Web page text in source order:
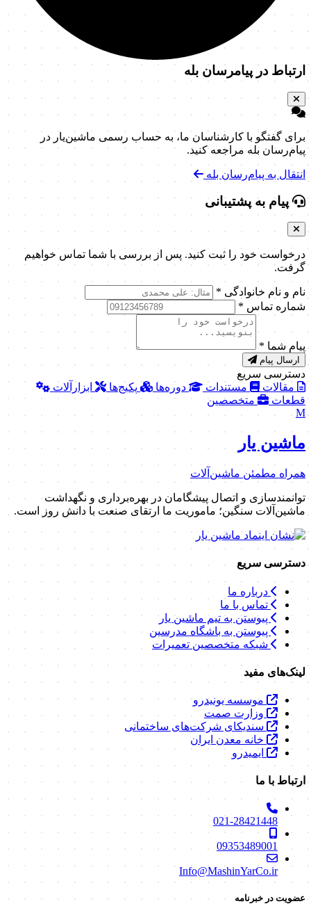
ارتباط در پیامرسان بله
برای گفتگو با کارشناسان ما، به حساب رسمی ماشین‌یار در
پیام‌رسان بله مراجعه کنید.
انتقال به پیام‌رسان بله
پیام به پشتیبانی
درخواست خود را ثبت کنید. پس از بررسی با شما تماس خواهیم
گرفت.
نام و نام خانوادگی *
شماره تماس *
پیام شما *
ارسال پیام
دسترسی سریع
مقالات
مستندات دوره‌ها پکیج‌ها
ابزارآلات
قطعات
متخصصین
M
ماشین یار
همراه مطمئن ماشین‌آلات
توانمندسازی و اتصال پیشگامان در بهره‌برداری و نگهداشت
ماشین‌آلات سنگین؛ ماموریت ما ارتقای صنعت با دانش روز است.
دسترسی سریع
درباره ما
تماس با ما
پیوستن به تیم ماشین یار
پیوستن به باشگاه مدرسین
شبکه متخصصین تعمیرات
لینک‌های مفید
موسسه یونیدرو
وزارت صمت
سندیکای شرکت‌های ساختمانی
خانه معدن ایران
ایمیدرو
ارتباط با ما
021-28421448
09353489001
Info@MashinYarCo.ir
عضویت در خبرنامه